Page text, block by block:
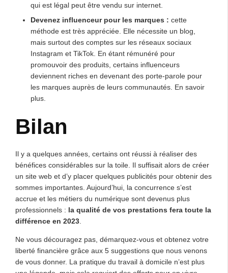
qui est légal peut être vendu sur internet.
Devenez influenceur pour les marques : cette
méthode est très appréciée. Elle nécessite un blog,
mais surtout des comptes sur les réseaux sociaux
Instagram et TikTok. En étant rémunéré pour
promouvoir des produits, certains influenceurs
deviennent riches en devenant des porte-parole pour
les marques auprès de leurs communautés. En savoir
plus.
Bilan
Il y a quelques années, certains ont réussi à réaliser des
bénéfices considérables sur la toile. Il suffisait alors de créer
un site web et d’y placer quelques publicités pour obtenir des
sommes importantes. Aujourd’hui, la concurrence s’est
accrue et les métiers du numérique sont devenus plus
professionnels : la qualité de vos prestations fera toute la
différence en 2023
Ne vous découragez pas, démarquez-vous et obtenez votre
liberté financière grâce aux 5 suggestions que nous venons
de vous donner. La pratique du travail à domicile n’est plus